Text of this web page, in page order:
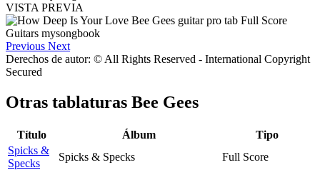
VISTA PREVIA
Previous Next
Derechos de autor: © All Rights Reserved - International Copyright
Secured
Otras tablaturas Bee Gees
Título Álbum
Tipo
Spicks &
Specks
Spicks & Specks
Full Score